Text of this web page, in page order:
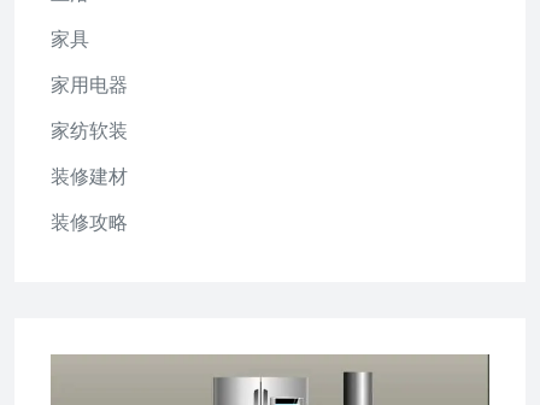
家具
家用电器
家纺软装
装修建材
装修攻略